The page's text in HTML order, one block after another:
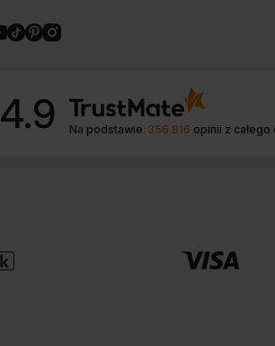
4.9 Na podstawie 356 816 opinii z